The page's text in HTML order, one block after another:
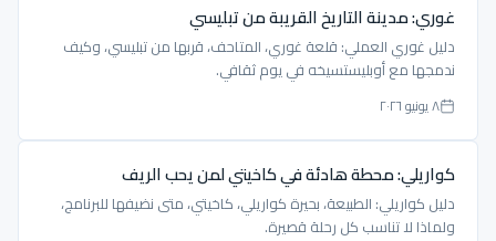
غوري: مدينة التاريخ القريبة من تبليسي
دليل غوري العملي: قلعة غوري، المتاحف، قربها من تبليسي، وكيف
ندمجها مع أوبليستسيخه في يوم ثقافي.
٨ يونيو ٢٠٢٦
كواريلي: محطة هادئة في كاخيتي لمن يحب الريف
دليل كواريلي: الطبيعة، بحيرة كواريلي، كاخيتي، متى نضيفها للبرنامج،
ولماذا لا تناسب كل رحلة قصيرة.